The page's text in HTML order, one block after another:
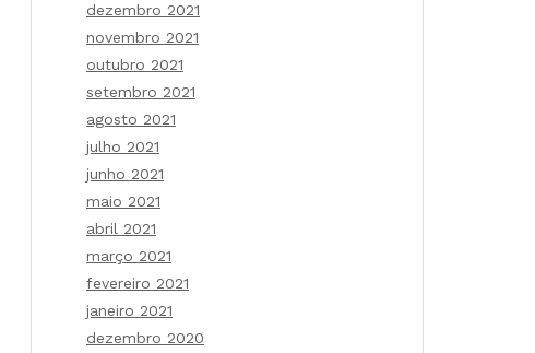
dezembro 2021
novembro 2021
outubro 2021
setembro 2021
agosto 2021
julho 2021
junho 2021
maio 2021
abril 2021
março 2021
fevereiro 2021
janeiro 2021
dezembro 2020